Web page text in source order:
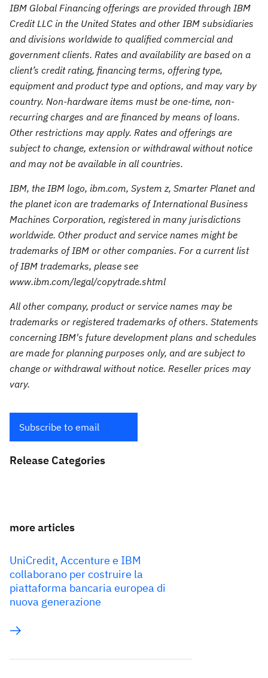
IBM Global Financing offerings are provided through IBM
Credit LLC in the United States and other IBM subsidiaries
and divisions worldwide to qualified commercial and
government clients. Rates and availability are based on a
client’s credit rating, financing terms, offering type,
equipment and product type and options, and may vary by
country. Non-hardware items must be one-time, non-
recurring charges and are financed by means of loans.
Other restrictions may apply. Rates and offerings are
subject to change, extension or withdrawal without notice
and may not be available in all countries.
IBM, the IBM logo, ibm.com, System z, Smarter Planet and
the planet icon are trademarks of International Business
Machines Corporation, registered in many jurisdictions
worldwide. Other product and service names might be
trademarks of IBM or other companies. For a current list
of IBM trademarks, please see
www.ibm.com/legal/copytrade.shtml
All other company, product or service names may be
trademarks or registered trademarks of others. Statements
concerning IBM's future development plans and schedules
are made for planning purposes only, and are subject to
change or withdrawal without notice. Reseller prices may
vary.
Subscribe to email
Release Categories
more articles
UniCredit, Accenture e IBM
collaborano per costruire la
piattaforma bancaria europea di
nuova generazione